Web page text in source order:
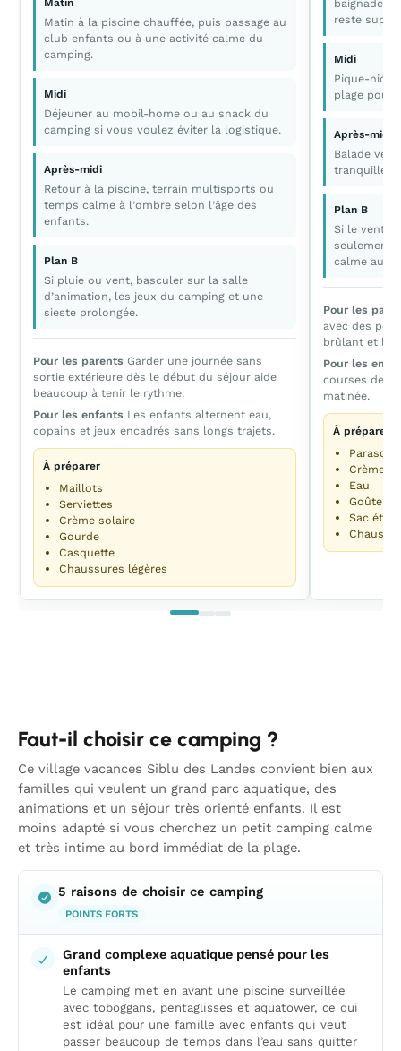
Matin
Matin à la piscine chauffée, puis passage au
club enfants ou à une activité calme du
camping.
Midi
Déjeuner au mobil-home ou au snack du
camping si vous voulez éviter la logistique.
Après-midi
Retour à la piscine, terrain multisports ou
temps calme à l’ombre selon l’âge des
enfants.
Plan B
Si pluie ou vent, basculer sur la salle
d’animation, les jeux du camping et une
sieste prolongée.
Pour les parents Garder une journée sans
sortie extérieure dès le début du séjour aide
beaucoup à tenir le rythme.
Pour les enfants Les enfants alternent eau,
copains et jeux encadrés sans longs trajets.
À préparer
Maillots
Serviettes
Crème solaire
Gourde
Casquette
Chaussures légères
baignade,
reste
Midi
Pique-
plage pour
Après-midi
Balade
tranquille à
Plan B
Si le vent
seulement
calme au
Pour les
avec des
brûlant et la
Pour les
courses de
matinée.
À préparer
Parasol
Crème
Eau
Goûter
Sac
Faut-il choisir ce camping ?
Ce village vacances Siblu des Landes convient bien aux
familles qui veulent un grand parc aquatique, des
animations et un séjour très orienté enfants. Il est
moins adapté si vous cherchez un petit camping calme
et très intime au bord immédiat de la plage.
5 raisons de choisir ce camping
POINTS FORTS
Grand complexe aquatique pensé pour les
enfants
Le camping met en avant une piscine surveillée
avec toboggans, pentaglisses et aquatower, ce qui
est idéal pour une famille avec enfants qui veut
passer beaucoup de temps dans l’eau sans quitter